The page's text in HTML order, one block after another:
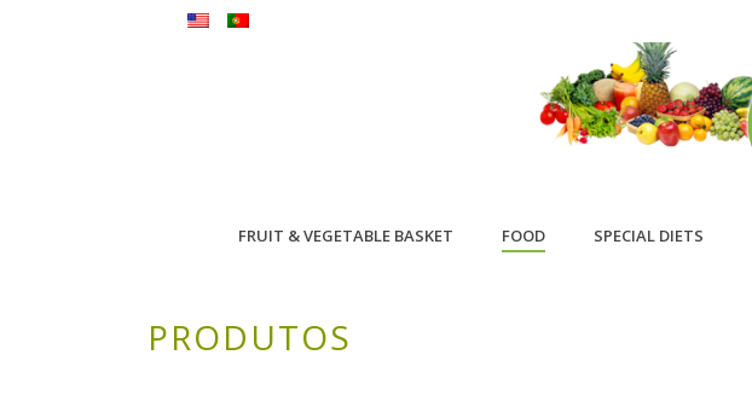
FRUIT & VEGETABLE BASKET FOOD SPECIAL DIETS
PRODUTOS